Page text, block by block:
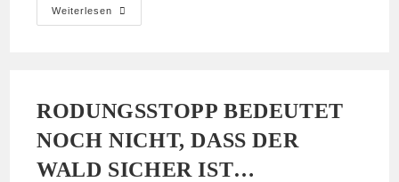
Weiterlesen
Die
Zerstörungen
RODUNGSSTOPP BEDEUTET
NOCH NICHT, DASS DER
WALD SICHER IST…